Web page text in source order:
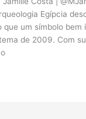
Egípcia
que um símbolo bem
de 2009. Com